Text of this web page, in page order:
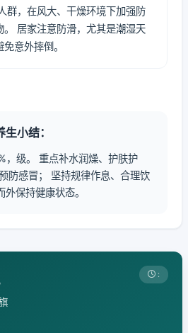
群，在风大、干燥环境下加强防
。 居家注意防滑，尤其是潮湿天
意外摔倒。
小结：
级。 重点补水润燥、护肤护
防感冒； 坚持规律作息、合理饮
保持健康状态。
: